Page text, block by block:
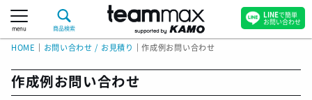
menu 商品検索
HOME お問い合わせ / お見積り ｜作成例お問い合わせ
作成例お問い合わせ
LINEで簡単
お問い合わせ